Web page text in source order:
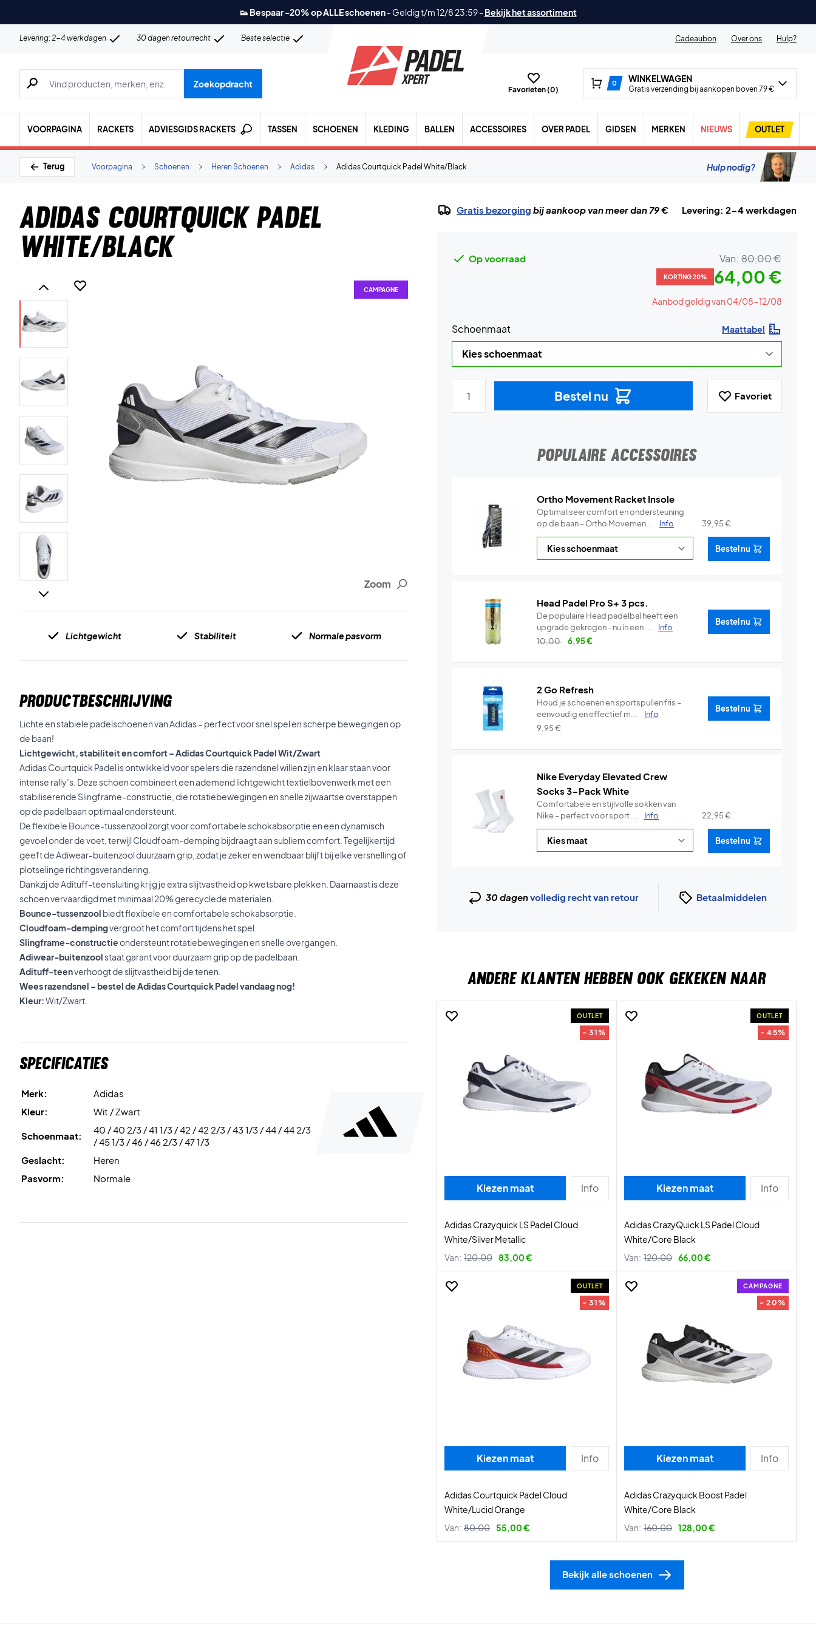
👟 Bespaar -20% op ALLE schoenen- Geldig t/m 12/8 23:59- Bekijk het assortiment
Levering: 2-4 werkdagen 30 dagen retourrecht Beste selectie Cadeaubon Over ons Hulp?
Zoeken naar producten, merken etc.
Zoekopdracht
Favorieten (0)
0 WINKELWAGEN
Gratis verzending bij aankopen boven 79 €
VOORPAGINA RACKETS ADVIESGIDS RACKETS TASSEN SCHOENEN KLEDING BALLEN ACCESSOIRES OVER PADEL GIDSEN MERKEN NIEUWS OUTLET
Terug Adidas Courtquick Padel White/Black
Adidas
Heren Schoenen
Schoenen
Voorpagina Hulp nodig?
Adidas Courtquick Padel
White/Black
Zoom
CAMPAGNE
Lichtgewicht Stabiliteit Normale pasvorm
PRODUCTBESCHRIJVING
Lichte en stabiele padelschoenen van Adidas – perfect voor snel spel en scherpe bewegingen op
de baan!
Lichtgewicht, stabiliteit en comfort – Adidas Courtquick Padel Wit/Zwart
Adidas Courtquick Padel is ontwikkeld voor spelers die razendsnel willen zijn en klaar staan voor
intense rally’s. Deze schoen combineert een ademend lichtgewicht textielbovenwerk met een
stabiliserende Slingframe-constructie, die rotatiebewegingen en snelle zijwaartse overstappen
op de padelbaan optimaal ondersteunt.
De flexibele Bounce-tussenzool zorgt voor comfortabele schokabsorptie en een dynamisch
gevoel onder de voet, terwijl Cloudfoam-demping bijdraagt aan subliem comfort. Tegelijkertijd
geeft de Adiwear-buitenzool duurzaam grip, zodat je zeker en wendbaar blijft bij elke versnelling of
plotselinge richtingsverandering.
Dankzij de Adituff-teensluiting krijg je extra slijtvastheid op kwetsbare plekken. Daarnaast is deze
schoen vervaardigd met minimaal 20% gerecyclede materialen.
Bounce-tussenzool biedt flexibele en comfortabele schokabsorptie.
Cloudfoam-dempingvergroot het comfort tijdens het spel.
Slingframe-constructieondersteunt rotatiebewegingen en snelle overgangen.
Adiwear-buitenzool staat garant voor duurzaam grip op de padelbaan.
Adituff-teenverhoogt de slijtvastheid bij de tenen.
Wees razendsnel – bestel de Adidas Courtquick Padel vandaag nog!
Kleur:Wit/Zwart.
Specificaties
Merk:
Adidas
Kleur:
Wit / Zwart
Schoenmaat:
40 / 40 2/3 / 41 1/3 / 42 / 42 2/3 / 43 1/3 / 44 / 44 2/3
/ 45 1/3 / 46 / 46 2/3 / 47 1/3
Geslacht:
Heren
Pasvorm:
Normale
Gratis bezorging bij aankoop van meer dan 79 € Levering: 2-4 werkdagen
Op voorraad Van: 80,00 €
KORTING 20% 64,00 €
Aanbod geldig van 04/08-12/08
Schoenmaat Maattabel
Bestel nu Favoriet
POPULAIRE ACCESSOIRES
Ortho Movement Racket Insole
Optimaliseer comfort en ondersteuning
op de baan – Ortho Movemen...
Info 39,95€
Bestel nu
Head Padel Pro S+ 3 pcs.
De populaire Head padelbal heeft een
upgrade gekregen - nu in een ...
Info
10,00
6,95€
Bestel nu
2 Go Refresh
Houd je schoenen en sportspullen fris –
eenvoudig en effectief m...
Info
9,95€
Bestel nu
Nike Everyday Elevated Crew
Socks 3-Pack White
Comfortabele en stijlvolle sokken van
Nike – perfect voor sport ...
Info 22,95€
Bestel nu
30 dagenvolledig recht van retour Betaalmiddelen
ANDERE KLANTEN HEBBEN OOK GEKEKEN NAAR
OUTLET
- 31%
Kiezen maat Info
Adidas Crazyquick LS Padel Cloud
White/Silver Metallic
Van: 120,00 83,00 €
OUTLET
- 45%
Kiezen maat Info
Adidas CrazyQuick LS Padel Cloud
White/Core Black
Van: 120,00 66,00 €
OUTLET
- 31%
Kiezen maat Info
Adidas Courtquick Padel Cloud
White/Lucid Orange
Van: 80,00 55,00 €
CAMPAGNE
- 20%
Kiezen maat Info
Adidas Crazyquick Boost Padel
White/Core Black
Van: 160,00 128,00 €
Bekijk alle schoenen